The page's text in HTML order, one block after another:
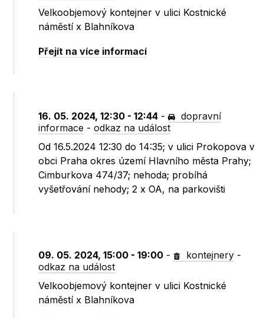
Velkoobjemový kontejner v ulici Kostnické
náměstí x Blahníkova
Přejít na více informací
16. 05. 2024, 12:30 - 12:44 -
dopravní
informace -odkaz na událost
Od 16.5.2024 12:30 do 14:35; v ulici Prokopova v
obci Praha okres území Hlavního města Prahy;
Cimburkova 474/37; nehoda; probíhá
vyšetřování nehody; 2 x OA, na parkovišti
09. 05. 2024, 15:00 - 19:00 - kontejnery -
odkaz na událost
Velkoobjemový kontejner v ulici Kostnické
náměstí x Blahníkova